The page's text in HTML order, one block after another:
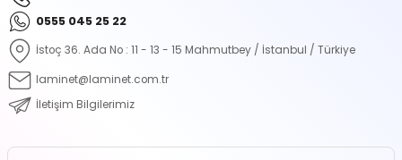
0555 045 25 22
İstoç 36. Ada No : 11 - 13 - 15 Mahmutbey / İstanbul / Türkiye
laminet@laminet.com.tr
İletişim Bilgilerimiz